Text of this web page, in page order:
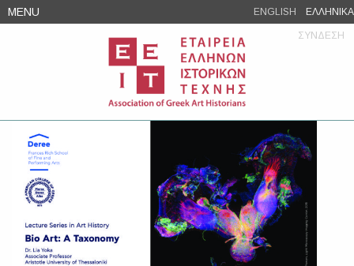
Skip
to
MENU ENGLISH ΕΛΛΗΝΙΚΑ
ΣΥΝΔΕΣΗ